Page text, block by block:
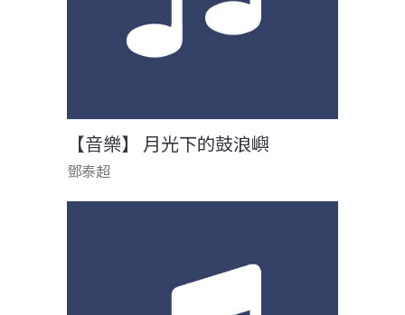
【音樂】 月光下的鼓浪嶼
鄧泰超